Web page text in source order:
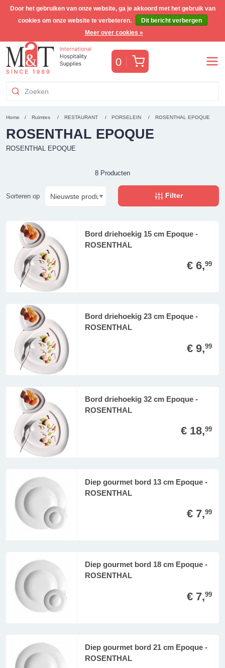
Gratis Benelux verzending voor orders >€255(incl. BTW)
0 Winkelwagen
Home Ruimtes RESTAURANT PORSELEIN ROSENTHAL EPOQUE
ROSENTHAL EPOQUE
ROSENTHAL EPOQUE
8 Producten
Sorteren op Filter
Bord driehoekig 15 cm Epoque -
ROSENTHAL
€ 6,99
Bord driehoekig 23 cm Epoque -
ROSENTHAL
€ 9,99
Bord driehoekig 32 cm Epoque -
ROSENTHAL
€ 18,99
Diep gourmet bord 13 cm Epoque -
ROSENTHAL
€ 7,99
Diep gourmet bord 18 cm Epoque -
ROSENTHAL
€ 7,99
Diep gourmet bord 21 cm Epoque -
ROSENTHAL
Door het gebruiken van onze website, ga je akkoord met het gebruik van
cookies om onze website te verbeteren.
Dit bericht verbergen
Meer over cookies »